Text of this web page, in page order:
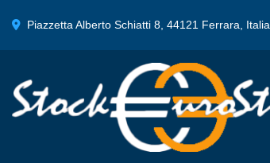
Piazzetta Alberto Schiatti 8, 44121 Ferrara, Italia